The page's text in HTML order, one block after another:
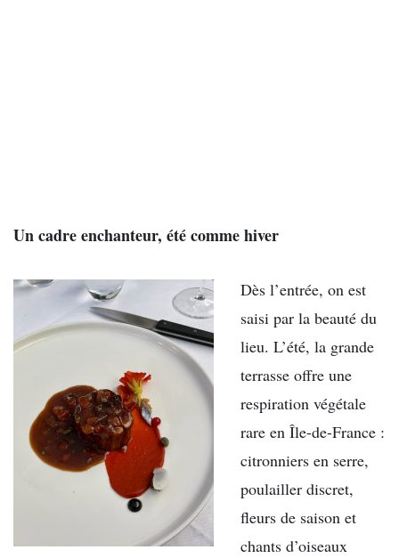
Un cadre enchanteur, été comme hiver
Dès l’entrée, on est
saisi par la beauté du
lieu. L’été, la grande
terrasse offre une
respiration végétale
rare en Île-de-France :
citronniers en serre,
poulailler discret,
fleurs de saison et
chants d’oiseaux